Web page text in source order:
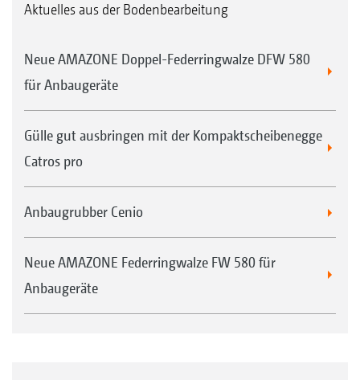
Die aktuellen Maschineneinstellungen wie 4)
ablesbaren Skalen vom Traktor aus eingesehen
werden.
Vorteile des Smart Frame Systems für Catros
und der Scheiben, ohne gegenseitige
Beeinflussung und ohne Beeinflussung des
Aktuelles aus der Bodenbearbeitung
Neue AMAZONE Doppel-Federringwalze DFW 580
für Anbaugeräte
Gülle gut ausbringen mit der Kompaktscheibenegge
Catros pro
Anbaugrubber Cenio
Neue AMAZONE Federringwalze FW 580 für
Anbaugeräte